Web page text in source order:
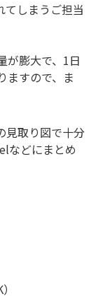
てしまうご担当
が膨大で、1日
ますので、ま
見取り図で十分
などにまとめ